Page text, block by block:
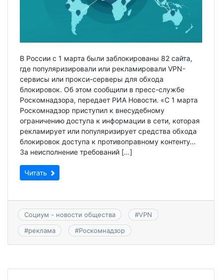
В России с 1 марта были заблокированы 82 сайта,
где популяризировали или рекламировали VPN-
сервисы или прокси-серверы для обхода
блокировок. Об этом сообщили в пресс-службе
Роскомнадзора, передает РИА Новости. «C 1 марта
Роскомнадзор приступил к внесудебному
ограничению доступа к информации в сети, которая
рекламирует или популяризирует средства обхода
блокировок доступа к противоправному контенту…
За неисполнение требований […]
Читать
Социум - новости общества #VPN
#реклама #Роскомнадзор